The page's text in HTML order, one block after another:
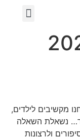
מקשיבים לילדים,
נשאלת השאלה
ולרצונות